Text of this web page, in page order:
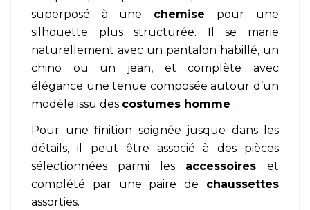
superposé à une chemise pour une
silhouette plus structurée. Il se marie
naturellement avec un pantalon habillé, un
chino ou un jean, et complète avec
élégance une tenue composée autour d’un
modèle issu des costumes homme .
Pour une finition soignée jusque dans les
détails, il peut être associé à des pièces
sélectionnées parmi les accessoires et
complété par une paire de chaussettes
assorties.